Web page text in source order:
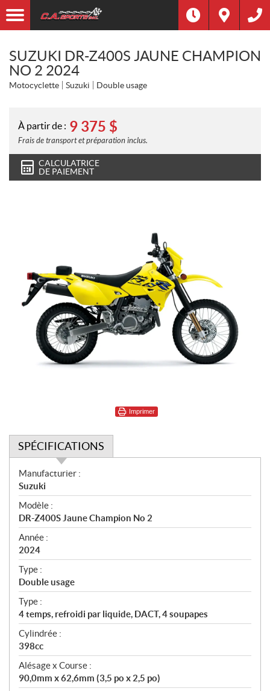
SUZUKI DR-Z400S JAUNE CHAMPION
NO 2 2024
Motocyclette Suzuki Double usage
À partir de : 9 375 $
Frais de transport et préparation inclus.
CALCULATRICE
DE PAIEMENT
Imprimer
SPÉCIFICATIONS
S
p
é
c
i
f
i
c
a
t
i
o
n
s
Manufacturier :
Suzuki
Modèle :
DR-Z400S Jaune Champion No 2
Année :
2024
Type :
Double usage
Type :
4 temps, refroidi par liquide, DACT, 4 soupapes
Cylindrée :
398cc
Alésage x Course :
90,0mm x 62,6mm (3,5 po x 2,5 po)